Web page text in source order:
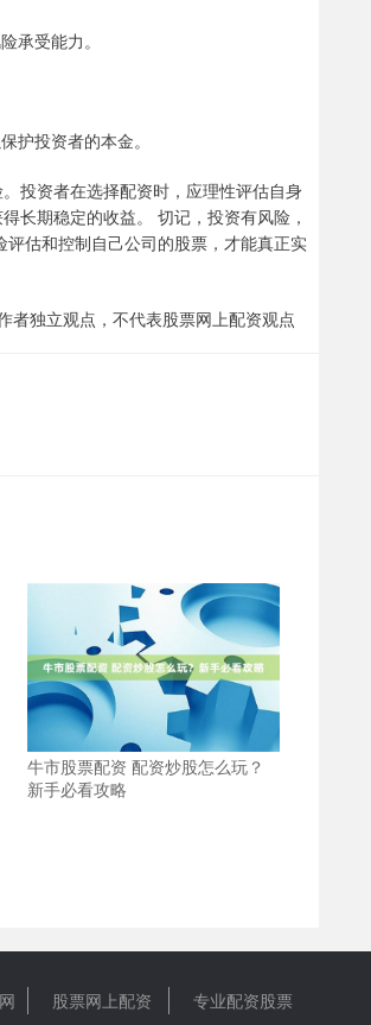
承受能力。
护投资者的本金。
投资者在选择配资时，应理性评估自身
长期稳定的收益。 切记，投资有风险，
估和控制自己公司的股票，才能真正实
者独立观点，不代表股票网上配资观点
牛市股票配资 配资炒股怎么玩？
新手必看攻略
股票网上配资 专业配资股票